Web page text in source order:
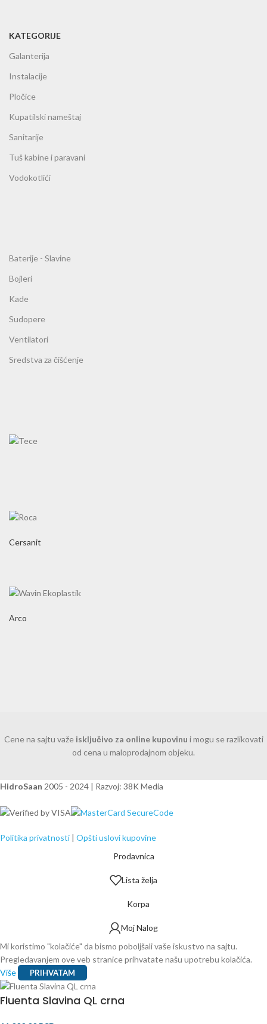
KATEGORIJE
Galanterija
Instalacije
Pločice
Kupatilski nameštaj
Sanitarije
Tuš kabine i paravani
Vodokotlići
Baterije - Slavine
Bojleri
Kade
Sudopere
Ventilatori
Sredstva za čišćenje
Cersanit
Arco
Cene na sajtu važe isključivo za online kupovinu i mogu se razlikovati
od cena u maloprodajnom objeku.
HidroSaan 2005 - 2024 | Razvoj: 38K Media
Politika privatnosti | Opšti uslovi kupovine
Prodavnica
Lista želja
Korpa
Moj Nalog
Mi koristimo "kolačiće" da bismo poboljšali vaše iskustvo na sajtu.
Pregledavanjem ove veb stranice prihvatate našu upotrebu kolačića.
Više
PRIHVATAM
Fluenta Slavina QL crna